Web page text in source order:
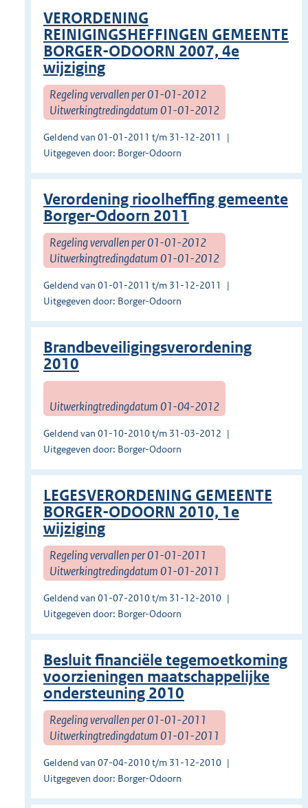
VERORDENING
REINIGINGSHEFFINGEN GEMEENTE
BORGER-ODOORN 2007, 4e
wijziging
Regeling vervallen per 01-01-2012
Uitwerkingtredingdatum 01-01-2012
Geldend van 01-01-2011 t/m 31-12-2011
Uitgegeven door: Borger-Odoorn
Verordening rioolheffing gemeente
Borger-Odoorn 2011
Regeling vervallen per 01-01-2012
Uitwerkingtredingdatum 01-01-2012
Geldend van 01-01-2011 t/m 31-12-2011
Uitgegeven door: Borger-Odoorn
Brandbeveiligingsverordening
2010
Uitwerkingtredingdatum 01-04-2012
Geldend van 01-10-2010 t/m 31-03-2012
Uitgegeven door: Borger-Odoorn
LEGESVERORDENING GEMEENTE
BORGER-ODOORN 2010, 1e
wijziging
Regeling vervallen per 01-01-2011
Uitwerkingtredingdatum 01-01-2011
Geldend van 01-07-2010 t/m 31-12-2010
Uitgegeven door: Borger-Odoorn
Besluit financiële tegemoetkoming
voorzieningen maatschappelijke
ondersteuning 2010
Regeling vervallen per 01-01-2011
Uitwerkingtredingdatum 01-01-2011
Geldend van 07-04-2010 t/m 31-12-2010
Uitgegeven door: Borger-Odoorn